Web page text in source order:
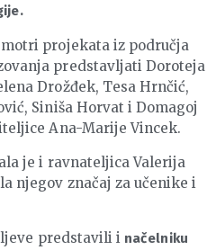
projekata iz područja
predstavljati Doroteja
Drožđek, Tesa Hrnčić,
Siniša Horvat i Domagoj
Ana-Marije Vincek.
je i ravnateljica Valerija
njegov značaj za učenike i
predstavili i načelniku